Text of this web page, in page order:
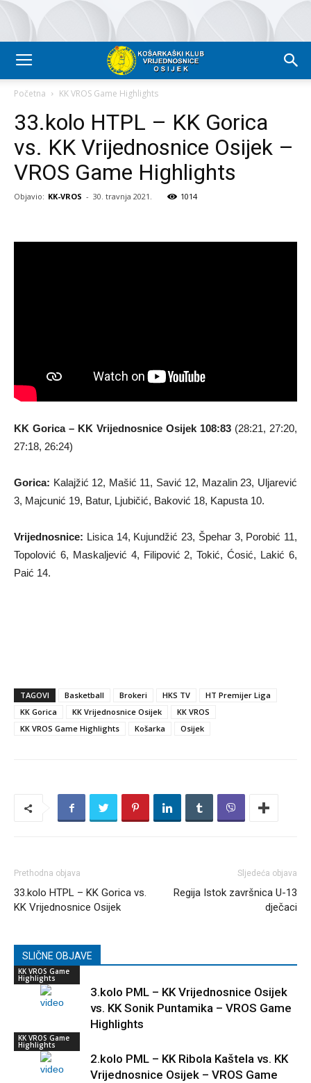
Početna KK VROS Game Highlights
33.kolo HTPL – KK Gorica
vs. KK Vrijednosnice Osijek –
VROS Game Highlights
Objavio: KK-VROS - 30. travnja 2021. 1014
KK Gorica – KK Vrijednosnice Osijek 108:83 (28:21, 27:20,
27:18, 26:24)
Gorica: Kalajžić 12, Mašić 11, Savić 12, Mazalin 23, Uljarević
3, Majcunić 19, Batur, Ljubičić, Baković 18, Kapusta 10.
Vrijednosnice: Lisica 14, Kujundžić 23, Špehar 3, Porobić 11,
Topolović 6, Maskaljević 4, Filipović 2, Tokić, Ćosić, Lakić 6,
Paić 14.
TAGOVI Basketball Brokeri HKS TV
HT Premijer Liga
KK Gorica
KK Vrijednosnice Osijek
KK VROS
KK VROS Game Highlights
Košarka Osijek
Prethodna objava
33.kolo HTPL – KK Gorica vs.
KK Vrijednosnice Osijek
Sljedeća objava
Regija Istok završnica U-13
dječaci
SLIČNE OBJAVE
KK VROS Game
Highlights
3.kolo PML – KK Vrijednosnice Osijek
vs. KK Sonik Puntamika – VROS Game
Highlights
KK VROS Game
Highlights
2.kolo PML – KK Ribola Kaštela vs. KK
Vrijednosnice Osijek – VROS Game